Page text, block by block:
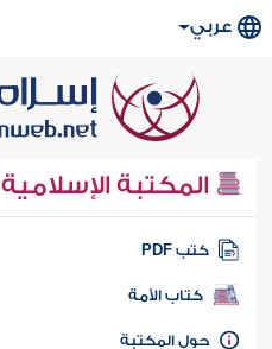
عربي
المكتبة الإسلامية
كتب PDF
كتاب الأمة